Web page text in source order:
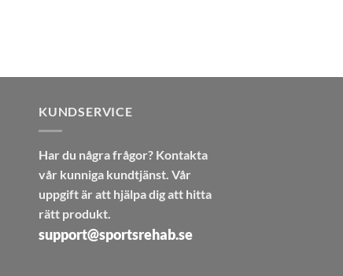
KUNDSERVICE
Har du några frågor? Kontakta
vår kunniga kundtjänst. Vår
uppgift är att hjälpa dig att hitta
rätt produkt.
support@sportsrehab.se